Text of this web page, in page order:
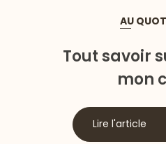
AU
Tout savoir
mon
Lire l'article